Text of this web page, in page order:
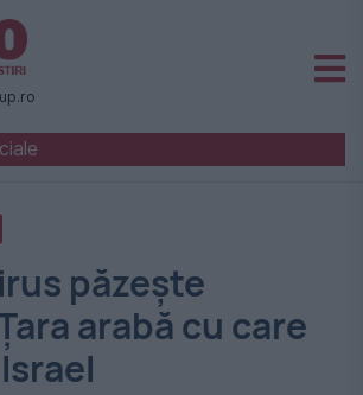
păzește
arabă cu care